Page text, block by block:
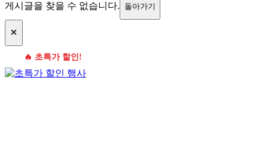
게시글을 찾을 수 없습니다. 돌아가기
🔥 초특가 할인!